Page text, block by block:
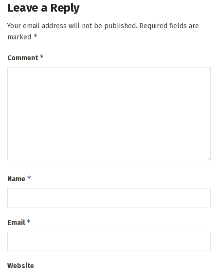
Leave a Reply
Your email address will not be published. Required fields are
marked *
Comment*
Name *
Email*
Website